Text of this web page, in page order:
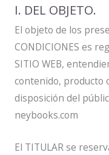
I. DEL OBJETO.
El objeto de los
CONDICIONES es
SITIO WEB,
contenido, producto
disposición del
neybooks.com
El TITULAR se